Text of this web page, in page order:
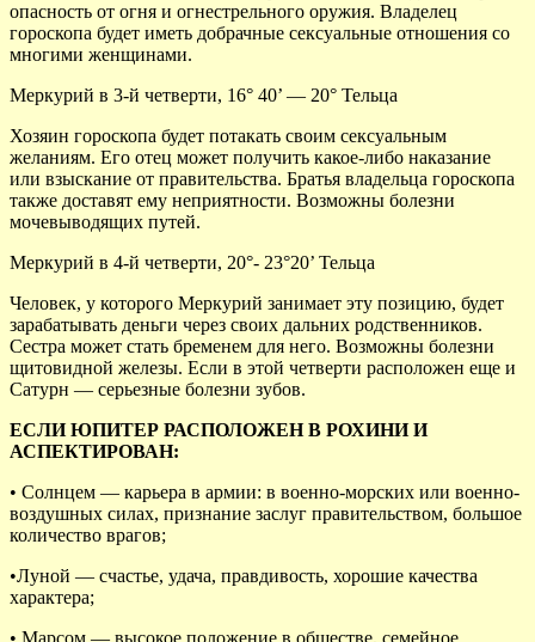
опасность от огня и огнестрельного оружия. Владелец
гороскопа будет иметь добрачные сексуальные отношения со
многими женщинами.
Меркурий в 3-й четверти, 16° 40’ — 20° Тельца
Хозяин гороскопа будет потакать своим сексуальным
желаниям. Его отец может получить какое-либо наказание
или взыскание от правительства. Братья владельца гороскопа
также доставят ему неприятности. Возможны болезни
мочевыводящих путей.
Меркурий в 4-й четверти, 20°- 23°20’ Тельца
Человек, у которого Меркурий занимает эту позицию, будет
зарабатывать деньги через своих дальних родственников.
Сестра может стать бременем для него. Возможны болезни
щитовидной железы. Если в этой четверти расположен еще и
Сатурн — серьезные болезни зубов.
ЕСЛИ ЮПИТЕР РАСПОЛОЖЕН В РОХИНИ И
АСПЕКТИРОВАН:
• Солнцем — карьера в армии: в военно-морских или военно-
воздушных силах, признание заслуг правительством, большое
количество врагов;
•Луной — счастье, удача, правдивость, хорошие качества
характера;
• Марсом — высокое положение в обществе, семейное